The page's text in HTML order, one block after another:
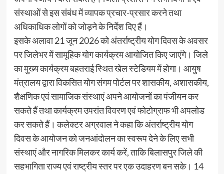
संस्थाओं से इस संबंध में व्यापक प्रचार-प्रसार करने तथा
अधिकाधिक लोगों को जोड़ने के निर्देश दिए हैं।
इसके अलावा 21 जून 2026 को अंतर्राष्ट्रीय योग दिवस के अवसर
पर जिलेभर में सामूहिक योग कार्यक्रम आयोजित किए जाएंगे। जिले
का मुख्य कार्यक्रम बहतराई स्थित खेल स्टेडियम में होगा। आयुष
मंत्रालय द्वारा विकसित योग संगम पोर्टल पर शासकीय, अशासकीय,
शैक्षणिक एवं सामाजिक संस्थाएं अपने आयोजनों का पंजीयन कर
सकते हैं तथा कार्यक्रम उपरांत विवरण एवं फोटोग्राफ भी अपलोड
कर सकते हैं। कलेक्टर अग्रवाल ने कहा कि अंतर्राष्ट्रीय योग
दिवस के आयोजन को जनआंदोलन का स्वरूप देने के लिए सभी
संस्थाएं और नागरिक मिलकर कार्य करें, ताकि बिलासपुर जिले की
सहभागिता राज्य एवं राष्ट्रीय स्तर पर एक उदाहरण बन सके। 14